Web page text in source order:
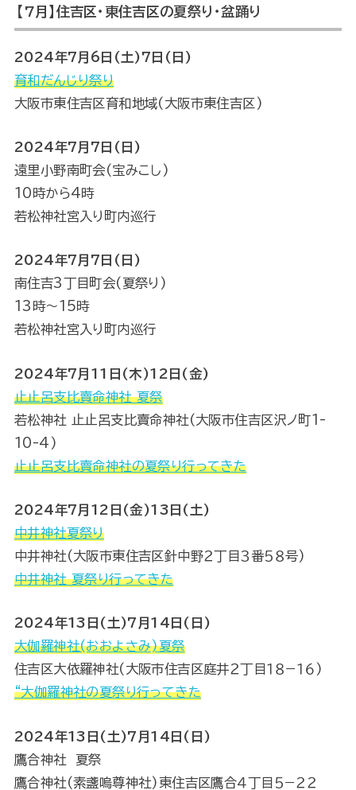
【7月】住吉区・東住吉区の夏祭り・盆踊り
2024年7月6日(土)7日(日)
育和だんじり祭り
大阪市東住吉区育和地域(大阪市東住吉区)
2024年7月7日(日)
遠里小野南町会(宝みこし)
10時から4時
若松神社宮入り町内巡行
2024年7月7日(日)
南住吉3丁目町会(夏祭り)
13時〜15時
若松神社宮入り町内巡行
2024年7月11日(木)12日(金)
止止呂支比賣命神社 夏祭
若松神社 止止呂支比賣命神社(大阪市住吉区沢ノ町1-
10-4)
止止呂支比賣命神社の夏祭り行ってきた
2024年7月12日(金)13日(土)
中井神社夏祭り
中井神社(大阪市東住吉区針中野２丁目３番５８号)
中井神社 夏祭り行ってきた
2024年13日(土)7月14日(日)
大伽羅神社(おおよさみ)夏祭
住吉区大依羅神社(大阪市住吉区庭井２丁目１８−１６)
“大伽羅神社の夏祭り行ってきた
2024年13日(土)7月14日(日)
鷹合神社 夏祭
鷹合神社(素盞嗚尊神社)東住吉区鷹合４丁目５−２２